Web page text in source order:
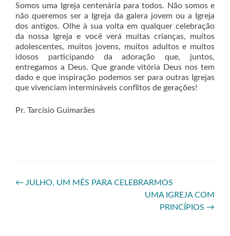
Somos uma Igreja centenária para todos. Não somos e
não queremos ser a Igreja da galera jovem ou a Igreja
dos antigos. Olhe à sua volta em qualquer celebração
da nossa Igreja e você verá muitas crianças, muitos
adolescentes, muitos jovens, muitos adultos e muitos
idosos participando da adoração que, juntos,
entregamos a Deus. Que grande vitória Deus nos tem
dado e que inspiração podemos ser para outras Igrejas
que vivenciam intermináveis conflitos de gerações!
Pr. Tarcísio Guimarães
← JULHO, UM MÊS PARA CELEBRARMOS
UMA IGREJA COM
PRINCÍPIOS →